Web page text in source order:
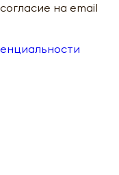
на email